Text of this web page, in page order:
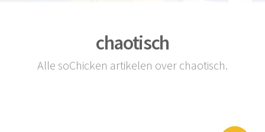
chaotisch
Alle soChicken artikelen over chaotisch.